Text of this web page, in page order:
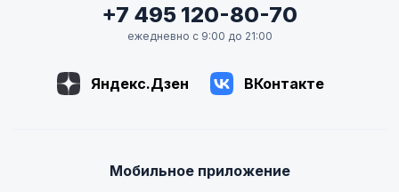
+7 495 120-80-70
ежедневно с 9:00 до 21:00
Яндекс.Дзен ВКонтакте
Мобильное приложение